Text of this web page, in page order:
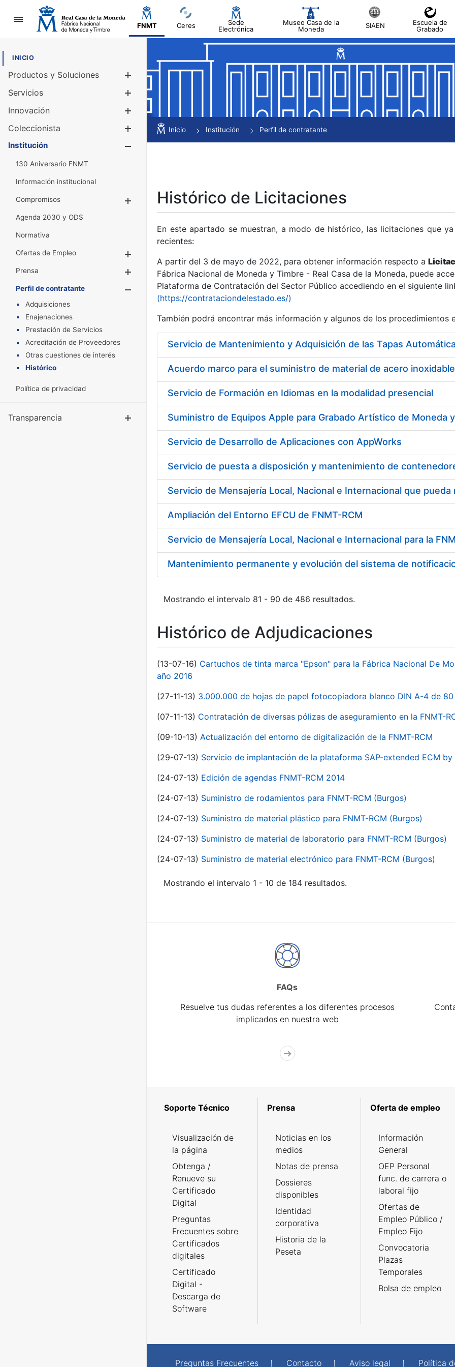
Navegación
FNMT Ceres
Sede
Electrónica
Museo Casa de la
Moneda
SIAEN
Escuela de
Grabado
INICIO
Productos y Soluciones
Mostrar/Ocultar
Servicios
Innovación
Coleccionista
Mostrar/Ocultar
Institución
130 Aniversario FNMT
Información institucional
Compromisos
Mostrar/Ocultar
Agenda 2030 y ODS
Normativa
Ofertas de Empleo
Prensa
Mostrar/Ocultar
Perfil de contratante
Mostrar/Ocultar
Adquisiciones
Enajenaciones
Prestación de Servicios
Acreditación de Proveedores
Otras cuestiones de interés
Histórico
Política de privacidad
Transparencia Mostrar/Ocultar
Inicio Institución Perfil de contratante
Histórico de Licitaciones
En este apartado se muestran, a modo de histórico, las licitaciones que
recientes:
A partir del 3 de mayo de 2022, para obtener información respecto a
Fábrica Nacional de Moneda y Timbre - Real Casa de la Moneda, puede
Plataforma de Contratación del Sector Público accediendo en el siguiente
(https://contrataciondelestado.es/)
También podrá encontrar más información y algunos de los procedimientos
Acuerdo marco para el suministro de material de acero inoxidable
Servicio de Formación en Idiomas en la modalidad presencial
Suministro de Equipos Apple para Grabado Artístico de Moneda
Servicio de Desarrollo de Aplicaciones con AppWorks
Ampliación del Entorno EFCU de FNMT-RCM
Servicio de Mensajería Local, Nacional e Internacional para la
Mantenimiento permanente y evolución del sistema de
Mostrando el intervalo 81 - 90 de 486 resultados.
Histórico de Adjudicaciones
(13-07-16) Cartuchos de tinta marca "Epson" para la Fábrica Nacional De
año 2016
(27-11-13) 3.000.000 de hojas de papel fotocopiadora blanco DIN A-4 de 80
(07-11-13) Contratación de diversas pólizas de aseguramiento en la FNMT-
(09-10-13) Actualización del entorno de digitalización de la FNMT-RCM
(29-07-13) Servicio de implantación de la plataforma SAP-extended ECM by
(24-07-13) Edición de agendas FNMT-RCM 2014
(24-07-13) Suministro de rodamientos para FNMT-RCM (Burgos)
(24-07-13) Suministro de material plástico para FNMT-RCM (Burgos)
(24-07-13) Suministro de material de laboratorio para FNMT-RCM (Burgos)
(24-07-13) Suministro de material electrónico para FNMT-RCM (Burgos)
Mostrando el intervalo 1 - 10 de 184 resultados.
FAQs
Resuelve tus dudas referentes a los diferentes procesos
implicados en nuestra web
Soporte Técnico
Visualización de
la página
Obtenga /
Renueve su
Certificado
Digital
Preguntas
Frecuentes sobre
Certificados
digitales
Certificado
Digital -
Descarga de
Software
Prensa
Noticias en los
medios
Notas de prensa
Dossieres
disponibles
Identidad
corporativa
Historia de la
Peseta
Oferta de empleo
Información
General
OEP Personal
func. de carrera o
laboral fijo
Ofertas de
Empleo Público /
Empleo Fijo
Convocatoria
Plazas
Temporales
Bolsa de empleo
Preguntas Frecuentes Contacto Aviso legal Política